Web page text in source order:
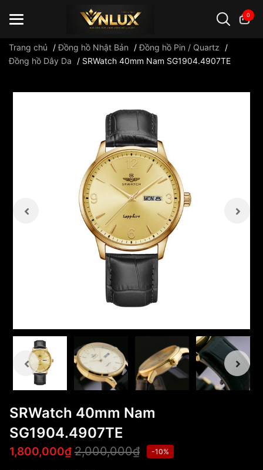
0
Trang chủ /Đồng hồ Nhật Bản /Đồng hồ Pin / Quartz
/
Đồng hồ Dây Da
/ SRWatch 40mm Nam SG1904.4907TE
SRWatch 40mm Nam
SG1904.4907TE
1,800,000₫ 2,000,000₫ -10%